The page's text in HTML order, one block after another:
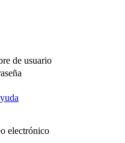
de usuario
electrónico